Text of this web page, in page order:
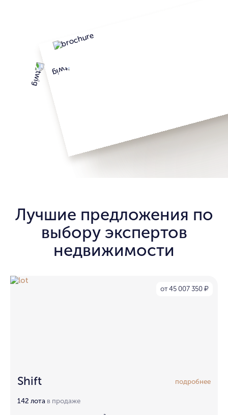
Лучшие предложения по
выбору экспертов
недвижимости
от 45 007 350 ₽
Shift подробнее
142 лота в продаже